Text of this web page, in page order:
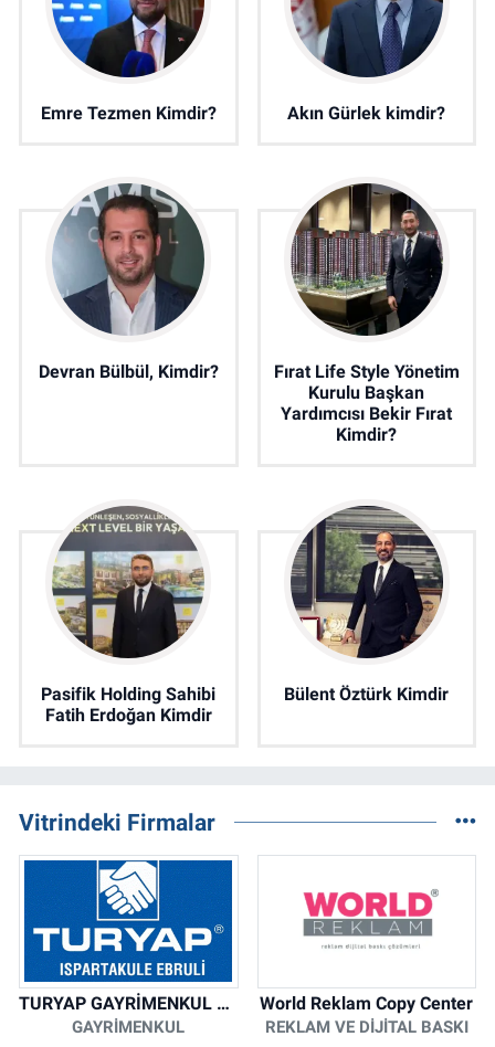
Emre Tezmen Kimdir? Akın Gürlek kimdir?
Devran Bülbül, Kimdir?
Fırat Life Style Yönetim
Kurulu Başkan
Yardımcısı Bekir Fırat
Kimdir?
Pasifik Holding Sahibi
Fatih Erdoğan Kimdir
Bülent Öztürk Kimdir
Vitrindeki Firmalar
TURYAP GAYRİMENKUL DANIŞMANLIK HİZMETLERİ
GAYRIMENKUL
World Reklam Copy Center
REKLAM VE DIJITAL BASKI